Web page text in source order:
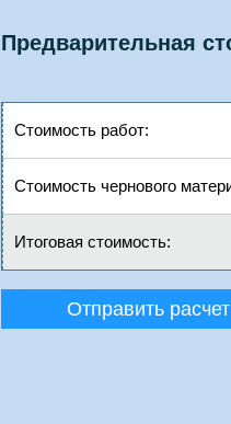
Предварительная
Стоимость работ:
Стоимость чернового
Итоговая стоимость:
Отправить